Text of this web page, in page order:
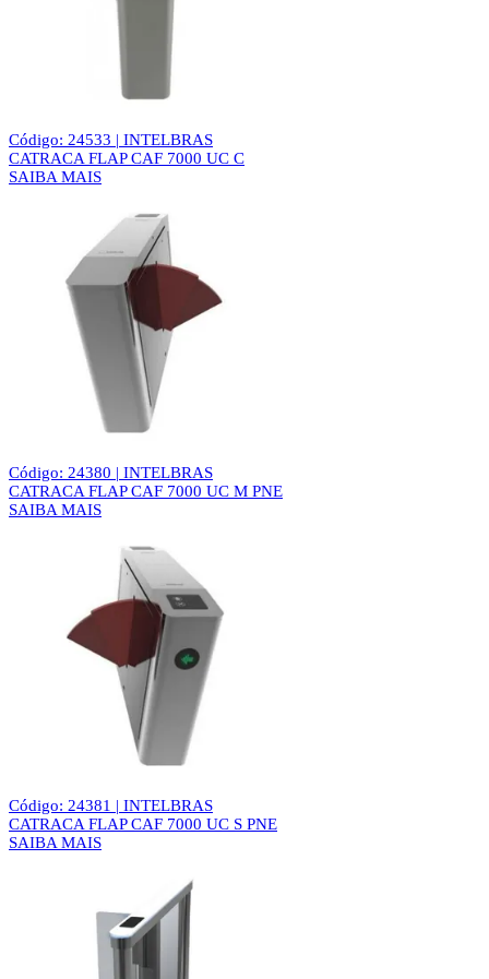
Código: 24533 | INTELBRAS
CATRACA FLAP CAF 7000 UC C
SAIBA MAIS
Código: 24380 | INTELBRAS
CATRACA FLAP CAF 7000 UC M PNE
SAIBA MAIS
Código: 24381 | INTELBRAS
CATRACA FLAP CAF 7000 UC S PNE
SAIBA MAIS